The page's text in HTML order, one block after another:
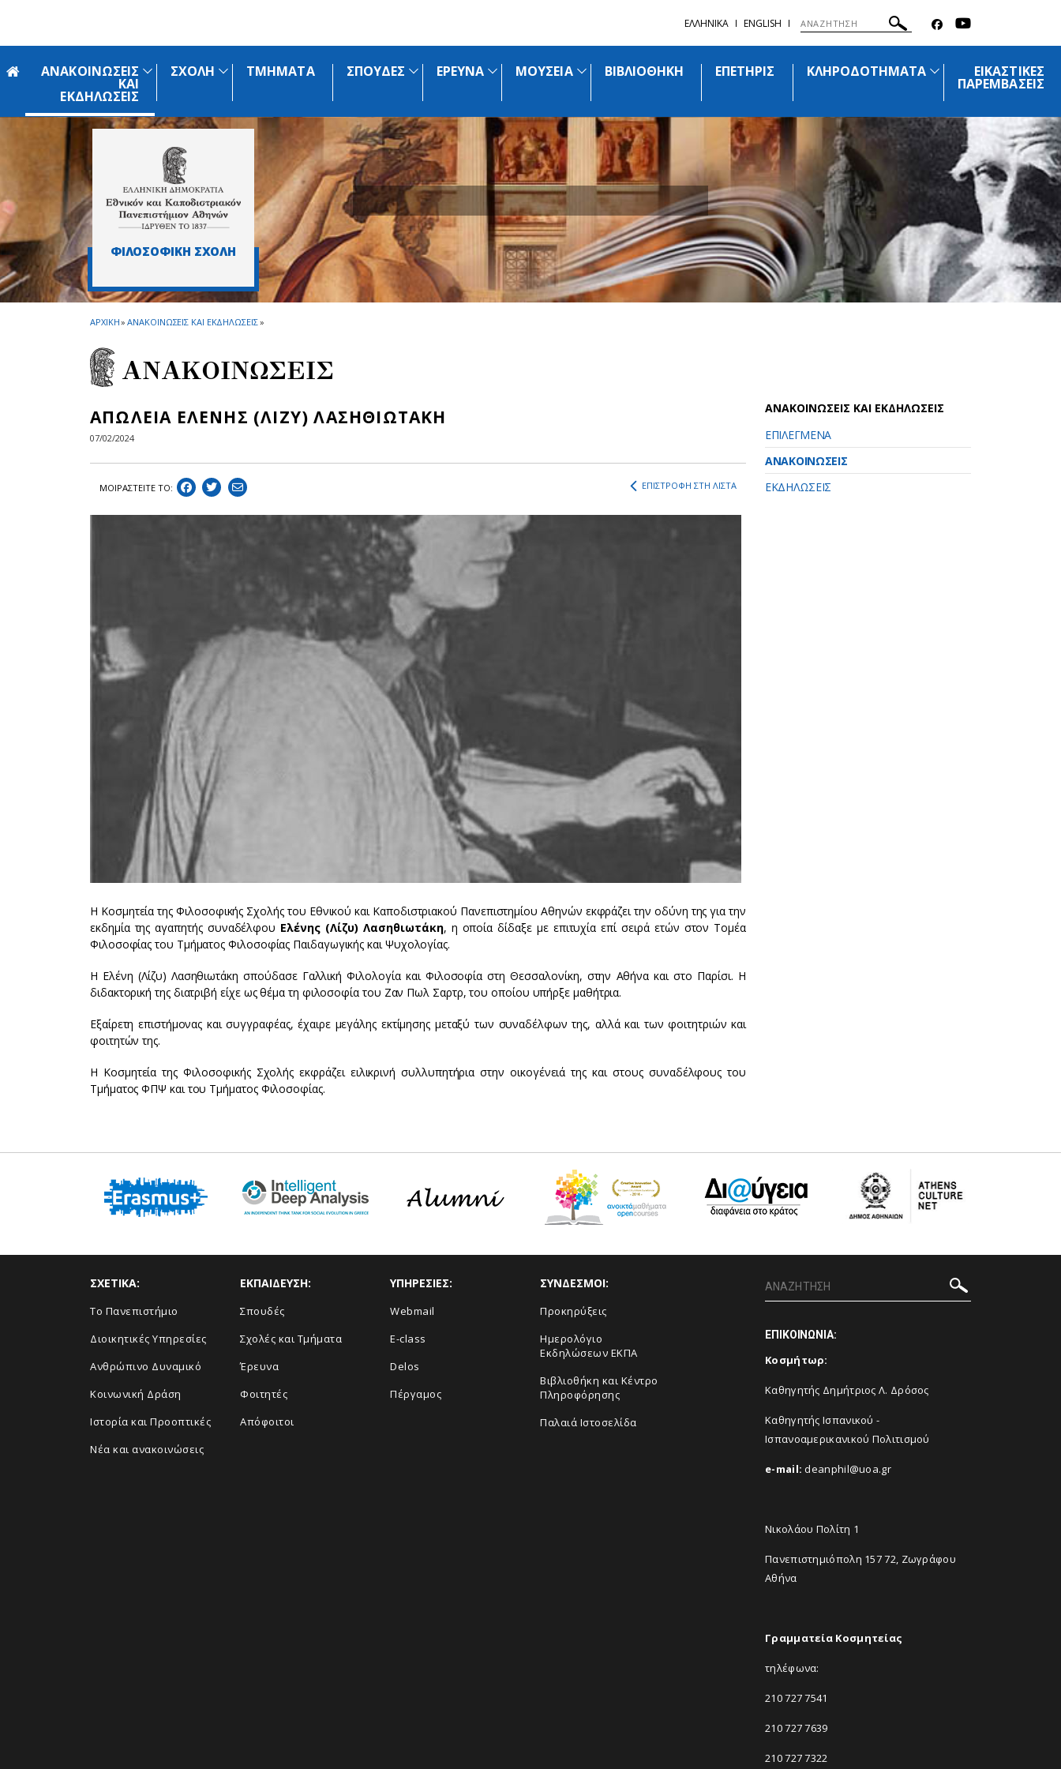
ΕΛΛΗΝΙΚΑ ENGLISH
ΑΝΑΚΟΙΝΩΣΕΙΣ
ΚΑΙ
ΕΚΔΗΛΩΣΕΙΣ
ΣΧΟΛΗ ΤΜΗΜΑΤΑ ΣΠΟΥΔΕΣ ΕΡΕΥΝΑ ΜΟΥΣΕΙΑ ΒΙΒΛΙΟΘΗΚΗ ΕΠΕΤΗΡΙΣ ΚΛΗΡΟΔΟΤΗΜΑΤΑ ΕΙΚΑΣΤΙΚΕΣ
ΠΑΡΕΜΒΑΣΕΙΣ
ΦΙΛΟΣΟΦΙΚΗ ΣΧΟΛΗ
ΑΡΧΙΚΗ» ΑΝΑΚΟΙΝΩΣΕΙΣ ΚΑΙ ΕΚΔΗΛΩΣΕΙΣ»
ΑΝΑΚΟΙΝΩΣΕΙΣ
AΠΩΛΕΙΑ ΕΛΕΝΗΣ (ΛΙΖΥ) ΛΑΣΗΘΙΩΤΑΚΗ
07/02/2024
ΜΟΙΡΑΣΤEIΤΕ ΤΟ: ΕΠΙΣΤΡΟΦΗ ΣΤΗ ΛΙΣΤΑ
H Kοσμητεία της Φιλοσοφικής Σχολής του Εθνικού και Καποδιστριακού Πανεπιστημίου Αθηνών εκφράζει την οδύνη της για την
εκδημία της αγαπητής συναδέλφου Ελένης (Λίζυ) Λασηθιωτάκη, η οποία δίδαξε με επιτυχία επί σειρά ετών στον Τομέα
Φιλοσοφίας του Τμήματος Φιλοσοφίας Παιδαγωγικής και Ψυχολογίας.
Η Ελένη (Λίζυ) Λασηθιωτάκη σπούδασε Γαλλική Φιλολογία και Φιλοσοφία στη Θεσσαλονίκη, στην Αθήνα και στο Παρίσι. Η
διδακτορική της διατριβή είχε ως θέμα τη φιλοσοφία του Ζαν Πωλ Σαρτρ, του οποίου υπήρξε μαθήτρια.
Εξαίρετη επιστήμονας και συγγραφέας, έχαιρε μεγάλης εκτίμησης μεταξύ των συναδέλφων της, αλλά και των φοιτητριών και
φοιτητών της.
H Kοσμητεία της Φιλοσοφικής Σχολής εκφράζει ειλικρινή συλλυπητήρια στην οικογένειά της και στους συναδέλφους του
Τμήματος ΦΠΨ και του Τμήματος Φιλοσοφίας.
ΑΝΑΚΟΙΝΩΣΕΙΣ ΚΑΙ ΕΚΔΗΛΩΣΕΙΣ
ΕΠΙΛΕΓΜΕΝΑ
ΑΝΑΚΟΙΝΩΣΕΙΣ
ΕΚΔΗΛΩΣΕΙΣ
ΣΧΕΤΙΚΑ:
Το Πανεπιστήμιο
Διοικητικές Υπηρεσίες
Ανθρώπινο Δυναμικό
Κοινωνική Δράση
Ιστορία και Προοπτικές
Νέα και ανακοινώσεις
ΕΚΠΑΙΔΕΥΣΗ:
Σπουδές
Σχολές και Τμήματα
Έρευνα
Φοιτητές
Απόφοιτοι
ΥΠΗΡΕΣΙΕΣ:
Webmail
E-class
Delos
Πέργαμος
ΣΥΝΔΕΣΜΟΙ:
Προκηρύξεις
Ημερολόγιο
Εκδηλώσεων ΕΚΠΑ
Βιβλιοθήκη και Κέντρο
Πληροφόρησης
Παλαιά Ιστοσελίδα
ΕΠΙΚΟΙΝΩΝΙΑ:
Κοσμήτωρ:
Καθηγητής Δημήτριος Λ. Δρόσος
Καθηγητής Ισπανικού -
Ισπανοαμερικανικού Πολιτισμού
e-mail: deanphil@uoa.gr
Νικολάου Πολίτη 1
Πανεπιστημιόπολη 157 72, Ζωγράφου
Αθήνα
Γραμματεία Κοσμητείας
τηλέφωνα:
210 727 7541
210 727 7639
210 727 7322